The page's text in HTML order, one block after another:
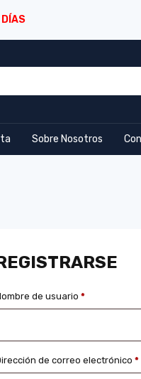
DÍAS
Sobre Nosotros
de usuario*
de correo electrónico*